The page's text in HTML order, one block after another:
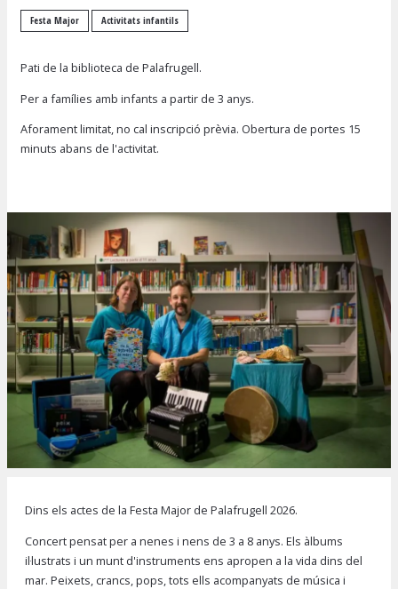
Festa Major Activitats infantils
Pati de la biblioteca de Palafrugell.
Per a famílies amb infants a partir de 3 anys.
Aforament limitat, no cal inscripció prèvia. Obertura de portes 15
minuts abans de l'activitat.
Dins els actes de la Festa Major de Palafrugell 2026.
Concert pensat per a nenes i nens de 3 a 8 anys. Els àlbums
il·lustrats i un munt d'instruments ens apropen a la vida dins del
mar. Peixets, crancs, pops, tots ells acompanyats de música i